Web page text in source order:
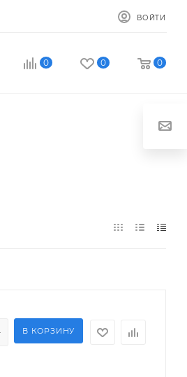
ВОЙТИ
0 0 0
В КОРЗИНУ